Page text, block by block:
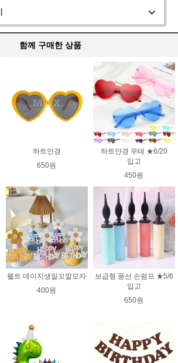
함께 구매한 상품
하트안경
650원
하트안경 무테 ★6/20
입고
450원
펠트 데이지생일꼬깔모자
400원
보급형 풍선 손펌프 ★5/6
입고
650원